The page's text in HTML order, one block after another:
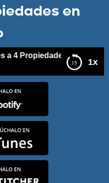
en
1x
Propiedades en Menos de
a 4 Propiedades en